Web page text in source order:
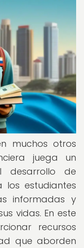
muchos otros
juega un
desarrollo de
los estudiantes
informadas y
vidas. En este
recursos
que aborden